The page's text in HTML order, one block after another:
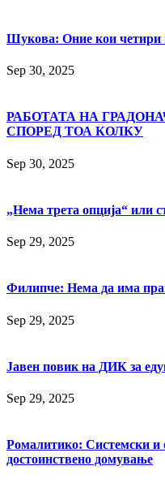
Шукова: Оние кои четири
Sep 30, 2025
РАБОТАТА НА
СПОРЕД ТОА КОЛКУ
Sep 30, 2025
„Нема трета опција“ или
Sep 29, 2025
Филипче: Нема да има
Sep 29, 2025
Јавен повик на ДИК за
Sep 29, 2025
Ромалитико: Системски и
достоинствено домување